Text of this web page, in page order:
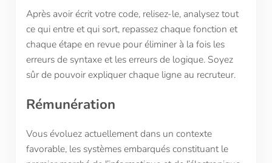
Après avoir écrit votre code, relisez-le, analysez tout
ce qui entre et qui sort, repassez chaque fonction et
chaque étape en revue pour éliminer à la fois les
erreurs de syntaxe et les erreurs de logique. Soyez
sûr de pouvoir expliquer chaque ligne au recruteur.
Rémunération
Vous évoluez actuellement dans un contexte
favorable, les systèmes embarqués constituant le